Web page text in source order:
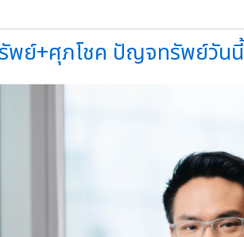
พย์+ศุภโชค ปัญจทรัพย์วันนี้